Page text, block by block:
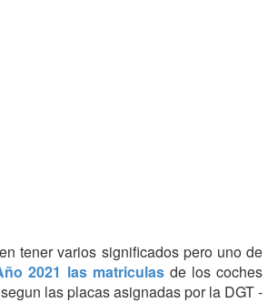
tener varios significados pero uno de
2021 las matriculas de los coches
las placas asignadas por la DGT -